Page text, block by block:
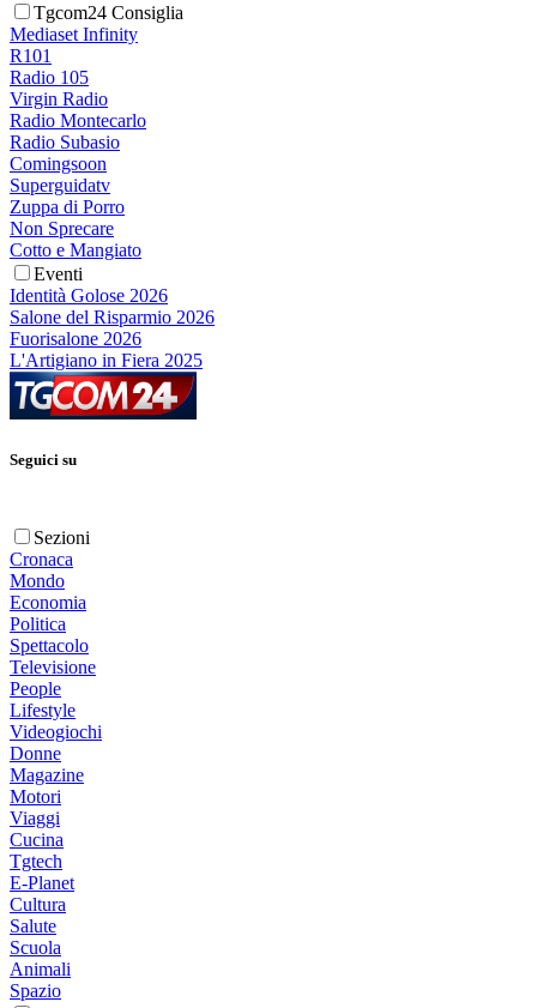
Tgcom24 Consiglia
Mediaset Infinity
R101
Radio 105
Virgin Radio
Radio Montecarlo
Radio Subasio
Comingsoon
Superguidatv
Zuppa di Porro
Non Sprecare
Cotto e Mangiato
Eventi
Identità Golose 2026
Salone del Risparmio 2026
Fuorisalone 2026
L'Artigiano in Fiera 2025
Seguici su
Sezioni
Cronaca
Mondo
Economia
Politica
Spettacolo
Televisione
People
Lifestyle
Videogiochi
Donne
Magazine
Motori
Viaggi
Cucina
Tgtech
E-Planet
Cultura
Salute
Scuola
Animali
Spazio